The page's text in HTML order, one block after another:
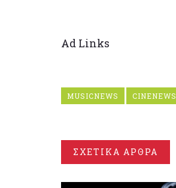
Ad Links
MUSICNEWS CINENEWS
ΣΧΕΤΙΚΑ ΑΡΘΡΑ